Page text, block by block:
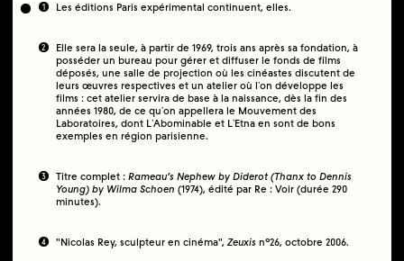
1 Les éditions Paris expérimental continuent, elles.
2
Elle sera la seule, à partir de 1969, trois ans après sa fondation, à
posséder un bureau pour gérer et diffuser le fonds de films
déposés, une salle de projection où les cinéastes discutent de
leurs œuvres respectives et un atelier où lʼon développe les
films : cet atelier servira de base à la naissance, dès la fin des
années 1980, de ce quʼon appellera le Mouvement des
Laboratoires, dont LʼAbominable et LʼEtna en sont de bons
exemples en région parisienne.
3 Titre complet :Rameau’s Nephew by Diderot (Thanx to Dennis
Young) by Wilma Schoen (1974), édité par Re : Voir (durée 290
minutes).
4 "Nicolas Rey, sculpteur en cinéma",Zeuxis n°26, octobre 2006.